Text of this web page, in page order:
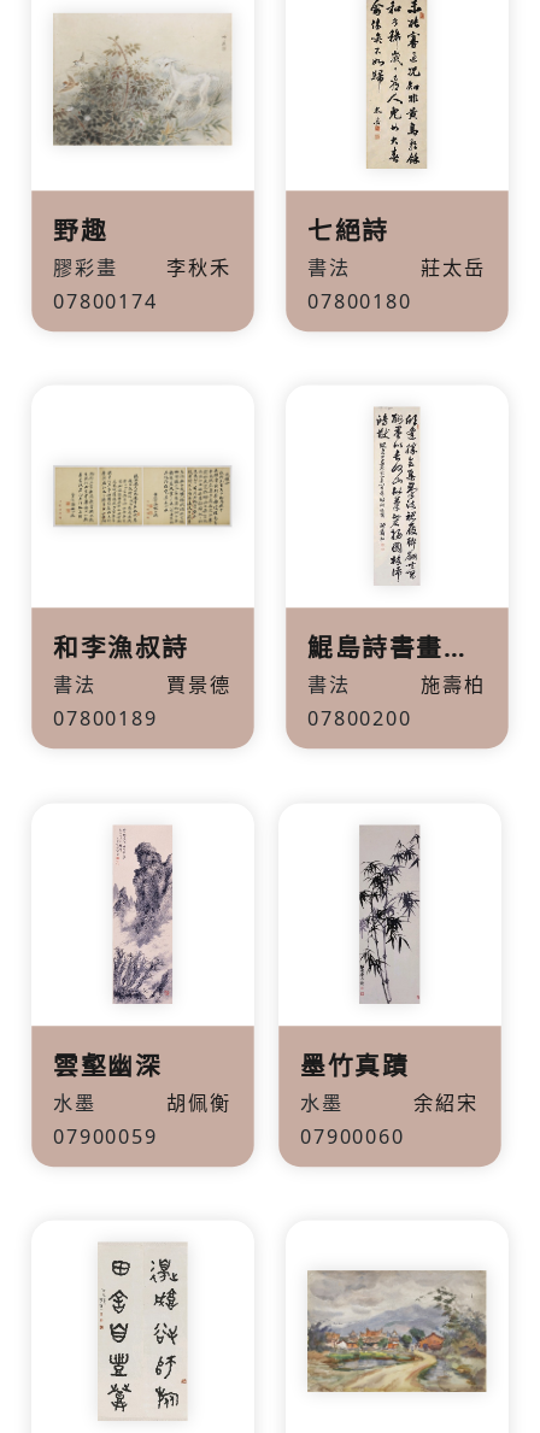
野趣
膠彩畫 李秋禾
07800174
七絕詩
書法 莊太岳
07800180
和李漁叔詩
書法 賈景德
07800189
鯤島詩書畫賦詩
書法 施壽柏
07800200
雲壑幽深
水墨 胡佩衡
07900059
墨竹真蹟
水墨 余紹宋
07900060